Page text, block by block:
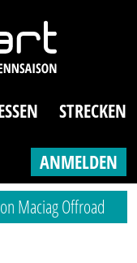
STRECKEN
ANMELDEN
Maciag Offroad